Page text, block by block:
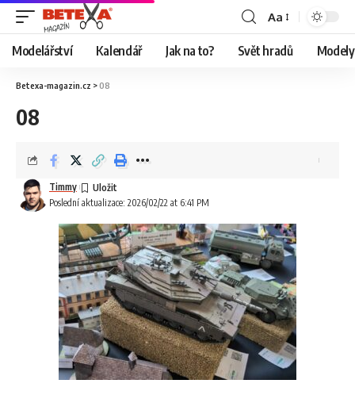
Aa
Modelářství Kalendář Jak na to? Svět hradů
Betexa-magazin.cz >08
08
Poslední aktualizace: 2026/02/22 at 6:41 PM
Timmy